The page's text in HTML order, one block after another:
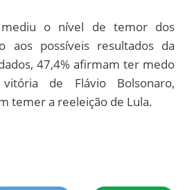
o nível de temor dos
aos possíveis resultados da
47,4% afirmam ter medo
de Flávio Bolsonaro,
temer a reeleição de Lula.